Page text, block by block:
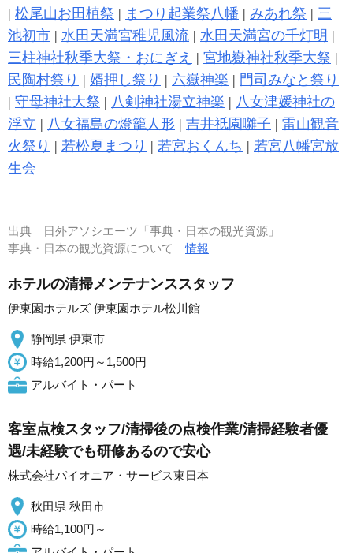
| 松尾山お田植祭 | まつり起業祭八幡 | みあれ祭 | 三
池初市 | 水田天満宮稚児風流 | 水田天満宮の千灯明 |
三柱神社秋季大祭・おにぎえ | 宮地嶽神社秋季大祭 |
民陶村祭り | 婿押し祭り | 六嶽神楽 | 門司みなと祭り
| 守母神社大祭 | 八剣神社湯立神楽 | 八女津媛神社の
浮立 | 八女福島の燈籠人形 | 吉井祇園囃子 | 雷山観音
火祭り | 若松夏まつり | 若宮おくんち | 若宮八幡宮放
生会
出典
日外アソシエーツ「事典・日本の観光資源」
事典・日本の観光資源について情報
ホテルの清掃メンテナンススタッフ
伊東園ホテルズ 伊東園ホテル松川館
静岡県 伊東市
時給1,200円～1,500円
アルバイト・パート
客室点検スタッフ/清掃後の点検作業/清掃経験者優
遇/未経験でも研修あるので安心
株式会社パイオニア・サービス東日本
秋田県 秋田市
時給1,100円～